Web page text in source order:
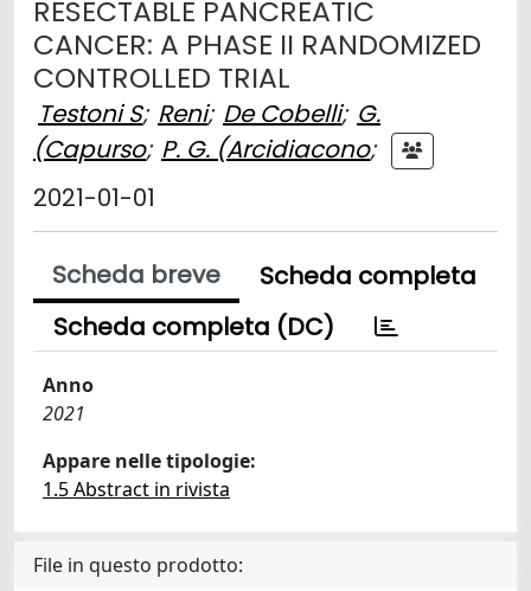
RESECTABLE PANCREATIC
CANCER: A PHASE II RANDOMIZED
CONTROLLED TRIAL
Testoni S; Reni; De Cobelli; G.
(Capurso; P. G. (Arcidiacono;
2021-01-01
Scheda breve
Scheda completa
Scheda completa (DC)
Anno
2021
Appare nelle tipologie:
1.5 Abstract in rivista
File in questo prodotto: